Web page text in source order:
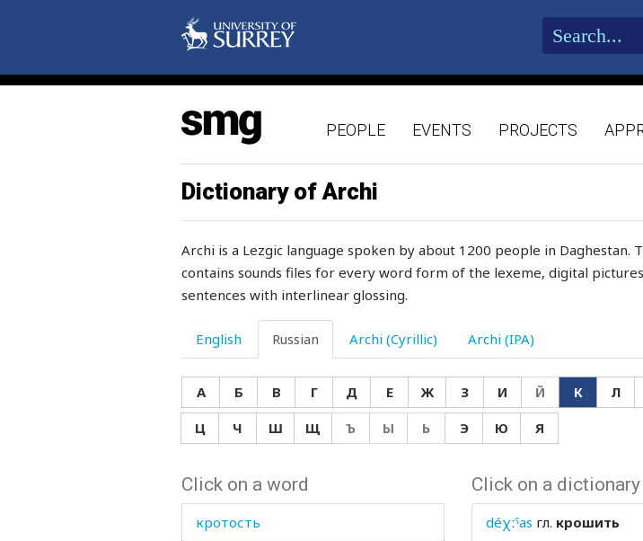
PEOPLE EVENTS PROJECTS
Dictionary of Archi
Archi is a Lezgic language spoken by about 1200 people in
contains sounds files for every word form of the lexeme, digital
sentences with interlinear glossing.
English Russian Archi (Cyrillic) Archi (IPA)
А Б В Г Д Е Ж З И Й К Л
Ц
Ч Ш Щ Ъ Ы Ь Э Ю Я
Click on a word
крепко
крест
крестец
кривой
крик
кричать
кровать
кровь
крокодил
кроме
кроткий
кротость
Click on a
déχːˤas гл. крошить